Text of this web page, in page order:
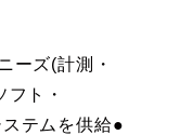
ーズ(計測・
ト・
テムを供給●